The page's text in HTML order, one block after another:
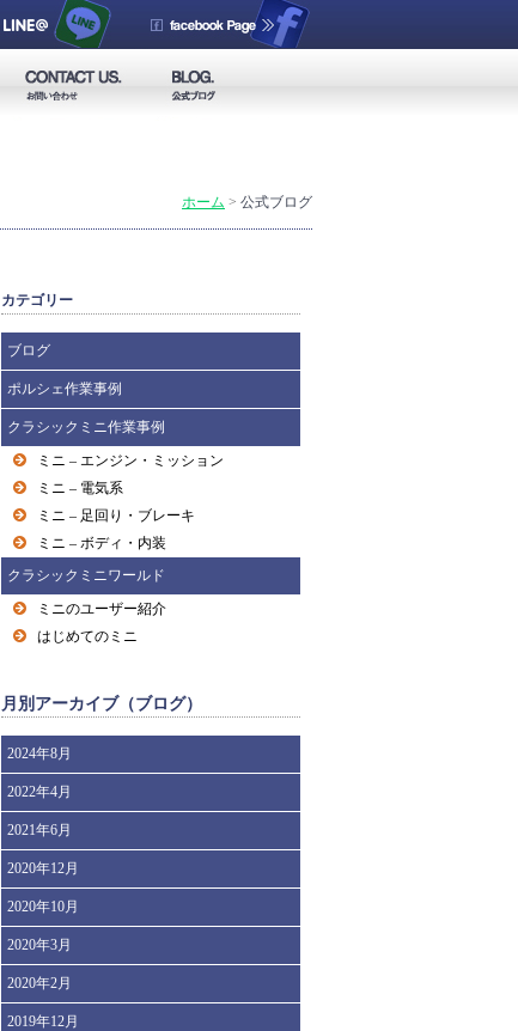
公式ブログ
ホーム >
カテゴリー
ブログ
ポルシェ作業事例
クラシックミニ作業事例
ミニ – エンジン・ミッション
ミニ – 電気系
ミニ – 足回り・ブレーキ
ミニ – ボディ・内装
クラシックミニワールド
ミニのユーザー紹介
はじめてのミニ
月別アーカイブ（ブログ）
2024年8月
2022年4月
2021年6月
2020年12月
2020年10月
2020年3月
2020年2月
2019年12月